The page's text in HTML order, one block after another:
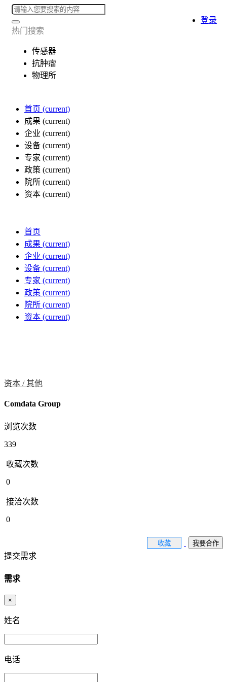
热门搜索
传感器
抗肿瘤
物理所
首页 (current)
成果 (current)
企业 (current)
设备 (current)
专家 (current)
政策 (current)
院所 (current)
资本 (current)
登录
首页
成果 (current)
企业 (current)
设备 (current)
专家 (current)
政策 (current)
院所 (current)
资本 (current)
资本 /其他
Comdata Group
浏览次数
339
收藏次数
0
接洽次数
0
收藏 我要合作
提交需求
需求
×
姓名
电话